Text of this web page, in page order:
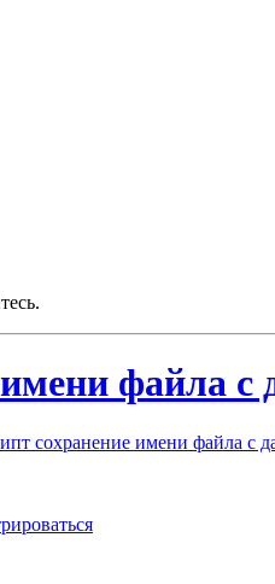
файла с
сохранение имени файла с